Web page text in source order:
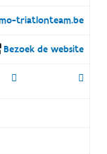
triatlonteam.be
Bezoek de website